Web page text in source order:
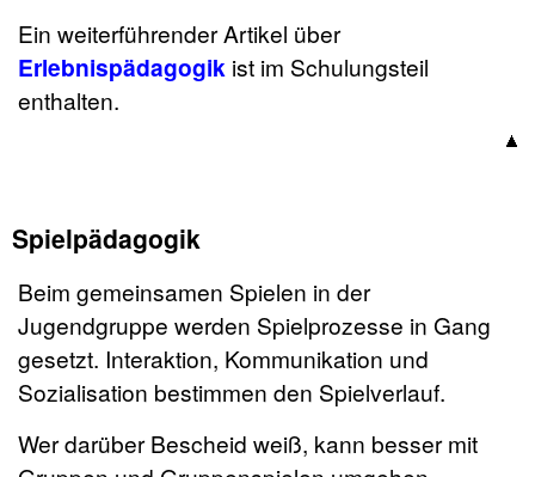
Ein weiterführender Artikel über
Erlebnispädagogik ist im Schulungsteil
enthalten.
Spielpädagogik
Beim gemeinsamen Spielen in der
Jugendgruppe werden Spielprozesse in Gang
gesetzt. Interaktion, Kommunikation und
Sozialisation bestimmen den Spielverlauf.
Wer darüber Bescheid weiß, kann besser mit